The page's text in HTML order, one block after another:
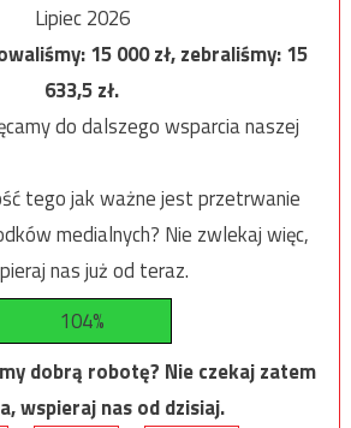
Lipiec 2026
15 000zł, zebraliśmy:15
633,5zł.
do dalszego wsparcia naszej
tego jak ważne jest przetrwanie
medialnych? Nie zwlekaj więc,
nas już od teraz.
104%
dobrą robotę? Nie czekaj zatem
wspieraj nas od dzisiaj.